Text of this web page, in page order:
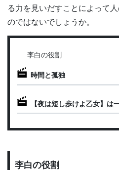
る力を見いだすことによって
のではないでしょうか。
李白の役割
時間と孤独
【夜は短し歩けよ乙女】は
李白の役割